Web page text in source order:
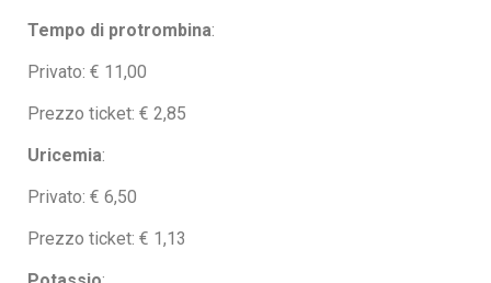
Tempo di protrombina:
Privato: € 11,00
Prezzo ticket: € 2,85
Uricemia:
Privato: € 6,50
Prezzo ticket: € 1,13